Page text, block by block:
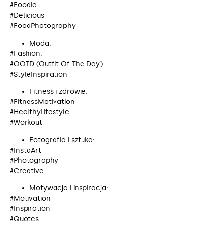
#Foodie
#Delicious
#FoodPhotography
Moda:
#Fashion:
#OOTD (Outfit Of The Day)
#StyleInspiration
Fitness i zdrowie:
#FitnessMotivation
#HealthyLifestyle
#Workout
Fotografia i sztuka:
#InstaArt
#Photography
#Creative
Motywacja i inspiracja:
#Motivation
#Inspiration
#Quotes